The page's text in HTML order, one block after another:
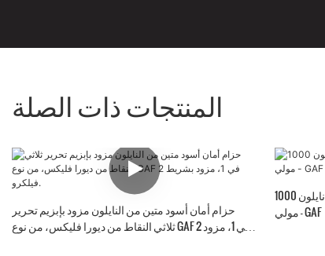
المنتجات ذات الصلة
حزام أمان أسود متين من النايلون مزود بإبزيم تحرير
ثلاثي النقاط من ديورا فليكس، من نوع GAF 2 في 1، مزود
حزام نايلون 1000D مقاس 2 بوصة 3 في 1 أحزمة تكتيكية
مولي - GAF